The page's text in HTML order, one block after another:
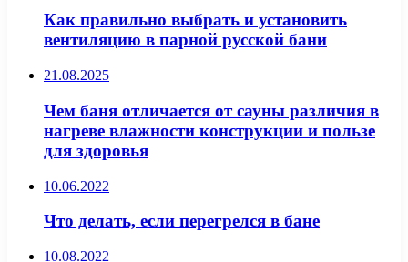
Как правильно выбрать и установить
вентиляцию в парной русской бани
21.08.2025
Чем баня отличается от сауны различия в
нагреве влажности конструкции и пользе
для здоровья
10.06.2022
Что делать, если перегрелся в бане
10.08.2022